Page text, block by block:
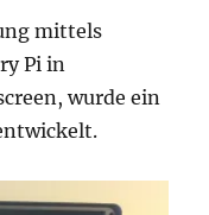
mittels
Pi in
wurde ein